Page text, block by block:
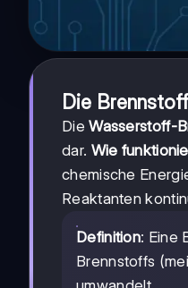
Die
DieWasserstoff-
dar. Wie
chemische
Reaktanten
Definition: Eine
Brennstoffs